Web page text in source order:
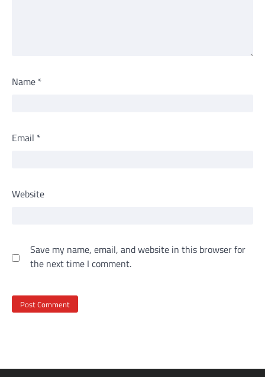
Name *
Email *
Website
Save my name, email, and website in this browser for
the next time I comment.